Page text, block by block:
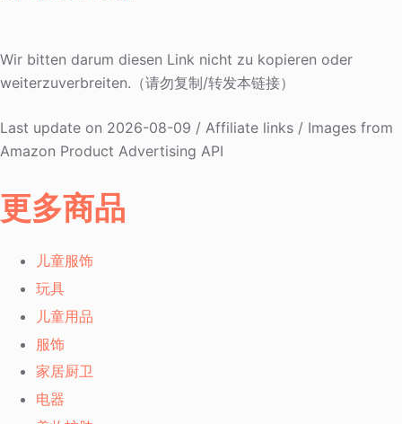
Wir bitten darum diesen Link nicht zu kopieren oder
weiterzuverbreiten.（请勿复制/转发本链接）
Last update on 2026-08-09 / Affiliate links / Images from
Amazon Product Advertising API
更多商品
儿童服饰
玩具
儿童用品
服饰
家居厨卫
电器